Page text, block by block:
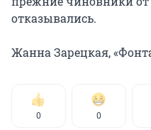
отказывались.
Жанна Зарецкая,
0 0